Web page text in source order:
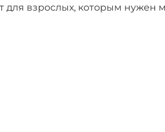
для взрослых, которым нужен